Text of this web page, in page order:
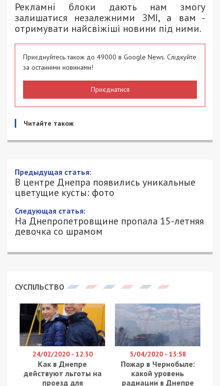
Рекламні блоки дають нам змогу
залишатися незалежними ЗМІ, а вам -
отримувати найсвіжіші новини під ними.
Приєднуйтесь також до 49000 в Google News. Слідкуйте
за останніми новинами!
Приєднатися
Читайте також
Предыдущая статья:
В центре Днепра появились уникальные
цветущие кусты: фото
Следующая статья:
На Днепропетровщине пропала 15-летняя
девочка со шрамом
СУСПІЛЬСТВО
24/02/2020 - 12:30
Как в Днепре
действуют льготы на
проезд для
5/04/2020 - 13:58
Пожар в Чернобыле:
какой уровень
радиации в Днепре